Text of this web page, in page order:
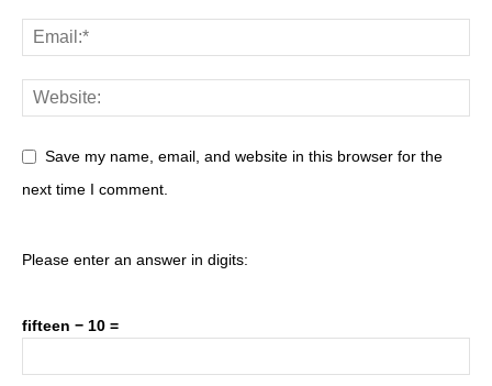
Save my name, email, and website in this browser for the
next time I comment.
Please enter an answer in digits:
fifteen − 10 =